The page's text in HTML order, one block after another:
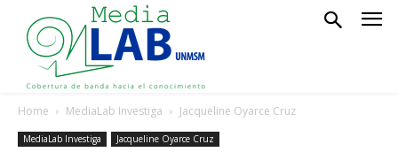
Home MediaLab Investiga Jacqueline Oyarce Cruz
MediaLab Investiga Jacqueline Oyarce Cruz